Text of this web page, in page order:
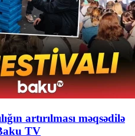
artırılması məqsədilə
TV